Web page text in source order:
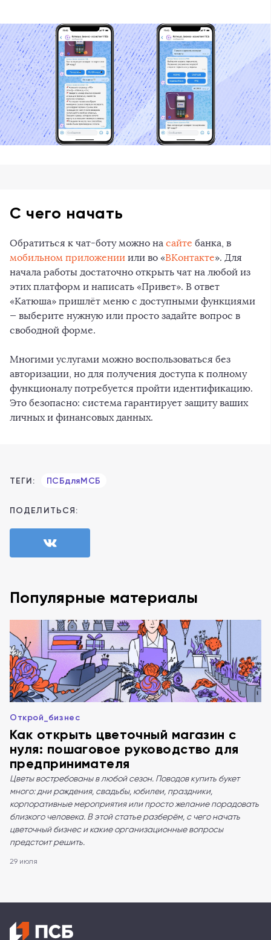
С чего начать
Обратиться к чат-боту можно на сайте банка, в
мобильном приложении или во «ВКонтакте». Для
начала работы достаточно открыть чат на любой из
этих платформ и написать «Привет». В ответ
«Катюша» пришлёт меню с доступными функциями
— выберите нужную или просто задайте вопрос в
свободной форме.
Многими услугами можно воспользоваться без
авторизации, но для получения доступа к полному
функционалу потребуется пройти идентификацию.
Это безопасно: система гарантирует защиту ваших
личных и финансовых данных.
ТЕГИ: ПСБдляМСБ
ПОДЕЛИТЬСЯ:
Популярные материалы
Открой_бизнес
Как открыть цветочный магазин с
нуля: пошаговое руководство для
предпринимателя
Цветы востребованы в любой сезон. Поводов купить букет
много: дни рождения, свадьбы, юбилеи, праздники,
корпоративные мероприятия или просто желание порадовать
близкого человека. В этой статье разберём, с чего начать
цветочный бизнес и какие организационные вопросы
предстоит решить.
29 июля